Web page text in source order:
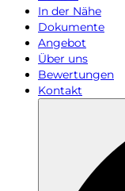
In der Nähe
Dokumente
Angebot
Über uns
Bewertungen
Kontakt